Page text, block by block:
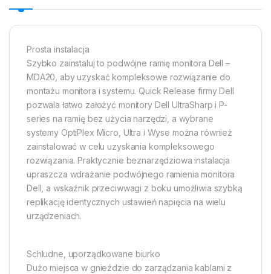
Prosta instalacja
Szybko zainstaluj to podwójne ramię monitora Dell –
MDA20, aby uzyskać kompleksowe rozwiązanie do
montażu monitora i systemu. Quick Release firmy Dell
pozwala łatwo założyć monitory Dell UltraSharp i P-
series na ramię bez użycia narzędzi, a wybrane
systemy OptiPlex Micro, Ultra i Wyse można również
zainstalować w celu uzyskania kompleksowego
rozwiązania. Praktycznie beznarzędziowa instalacja
upraszcza wdrażanie podwójnego ramienia monitora
Dell, a wskaźnik przeciwwagi z boku umożliwia szybką
replikację identycznych ustawień napięcia na wielu
urządzeniach.
Schludne, uporządkowane biurko
Dużo miejsca w gnieździe do zarządzania kablami z